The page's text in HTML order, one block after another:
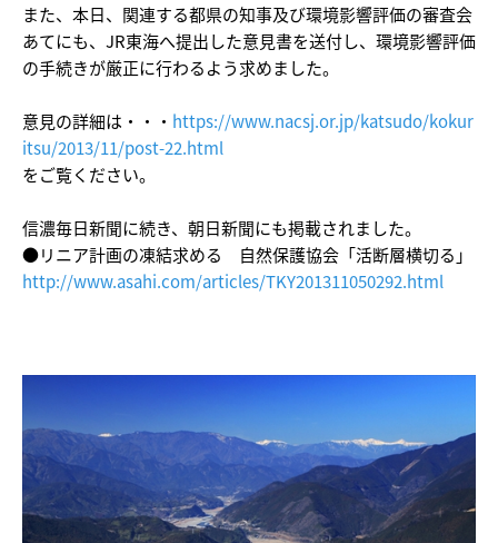
また、本日、関連する都県の知事及び環境影響評価の審査会
あてにも、JR東海へ提出した意見書を送付し、環境影響評価
の手続きが厳正に行わるよう求めました。
意見の詳細は・・・ https://www.nacsj.or.jp/katsudo/kokur
itsu/2013/11/post-22.html
をご覧ください。
信濃毎日新聞に続き、朝日新聞にも掲載されました。
●リニア計画の凍結求める 自然保護協会「活断層横切る」
http://www.asahi.com/articles/TKY201311050292.html